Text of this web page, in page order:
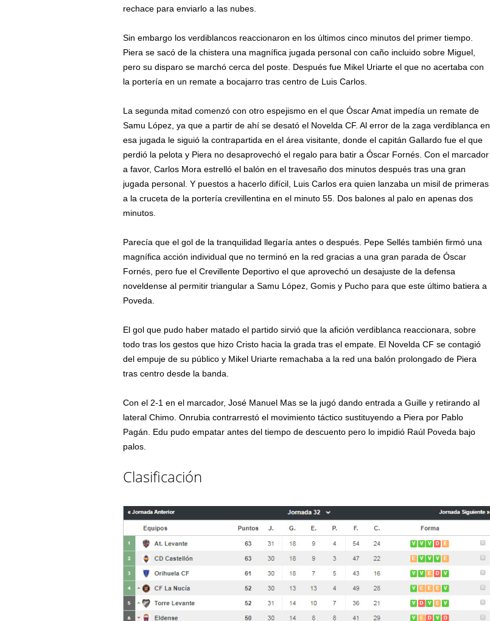
rechace para enviarlo a las nubes.
Sin embargo los verdiblancos reaccionaron en los últimos cinco minutos del primer tiempo.
Piera se sacó de la chistera una magnífica jugada personal con caño incluido sobre Miguel,
pero su disparo se marchó cerca del poste. Después fue Mikel Uriarte el que no acertaba con
la portería en un remate a bocajarro tras centro de Luis Carlos.
La segunda mitad comenzó con otro espejismo en el que Óscar Amat impedía un remate de
Samu López, ya que a partir de ahí se desató el Novelda CF. Al error de la zaga verdiblanca en
esa jugada le siguió la contrapartida en el área visitante, donde el capitán Gallardo fue el que
perdió la pelota y Piera no desaprovechó el regalo para batir a Óscar Fornés. Con el marcador
a favor, Carlos Mora estrelló el balón en el travesaño dos minutos después tras una gran
jugada personal. Y puestos a hacerlo difícil, Luis Carlos era quien lanzaba un misil de primeras
a la cruceta de la portería crevillentina en el minuto 55. Dos balones al palo en apenas dos
minutos.
Parecía que el gol de la tranquilidad llegaría antes o después. Pepe Sellés también firmó una
magnífica acción individual que no terminó en la red gracias a una gran parada de Óscar
Fornés, pero fue el Crevillente Deportivo el que aprovechó un desajuste de la defensa
noveldense al permitir triangular a Samu López, Gomis y Pucho para que este último batiera a
Poveda.
El gol que pudo haber matado el partido sirvió que la afición verdiblanca reaccionara, sobre
todo tras los gestos que hizo Cristo hacia la grada tras el empate. El Novelda CF se contagió
del empuje de su público y Mikel Uriarte remachaba a la red una balón prolongado de Piera
tras centro desde la banda.
Con el 2-1 en el marcador, José Manuel Mas se la jugó dando entrada a Guille y retirando al
lateral Chimo. Onrubia contrarrestó el movimiento táctico sustituyendo a Piera por Pablo
Pagán. Edu pudo empatar antes del tiempo de descuento pero lo impidió Raúl Poveda bajo
palos.
Clasificación